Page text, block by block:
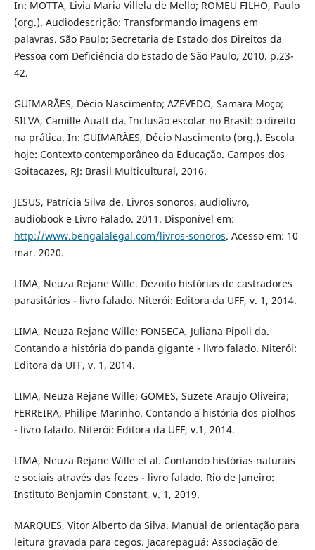
In: MOTTA, Livia Maria Villela de Mello; ROMEU FILHO, Paulo
(org.). Audiodescrição: Transformando imagens em
palavras. São Paulo: Secretaria de Estado dos Direitos da
Pessoa com Deficiência do Estado de São Paulo, 2010. p.23-
42.
GUIMARÃES, Décio Nascimento; AZEVEDO, Samara Moço;
SILVA, Camille Auatt da. Inclusão escolar no Brasil: o direito
na prática. In: GUIMARÃES, Décio Nascimento (org.). Escola
hoje: Contexto contemporâneo da Educação. Campos dos
Goitacazes, RJ: Brasil Multicultural, 2016.
JESUS, Patrícia Silva de. Livros sonoros, audiolivro,
audiobook e Livro Falado. 2011. Disponível em:
http://www.bengalalegal.com/livros-sonoros. Acesso em: 10
mar. 2020.
LIMA, Neuza Rejane Wille. Dezoito histórias de castradores
parasitários - livro falado. Niterói: Editora da UFF, v. 1, 2014.
LIMA, Neuza Rejane Wille; FONSECA, Juliana Pipoli da.
Contando a história do panda gigante - livro falado. Niterói:
Editora da UFF, v. 1, 2014.
LIMA, Neuza Rejane Wille; GOMES, Suzete Araujo Oliveira;
FERREIRA, Philipe Marinho. Contando a história dos piolhos
- livro falado. Niterói: Editora da UFF, v.1, 2014.
LIMA, Neuza Rejane Wille et al. Contando histórias naturais
e sociais através das fezes - livro falado. Rio de Janeiro:
Instituto Benjamin Constant, v. 1, 2019.
MARQUES, Vitor Alberto da Silva. Manual de orientação para
leitura gravada para cegos. Jacarepaguá: Associação de